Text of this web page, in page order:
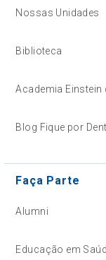
Nossas Unidades
Biblioteca
Academia Einstein
Blog Fique por
Faça Parte
Alumni
Educação em